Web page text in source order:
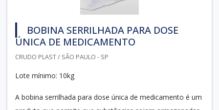
BOBINA SERRILHADA PARA DOSE
ÚNICA DE MEDICAMENTO
CRUDO PLAST / SÃO PAULO - SP
Lote mínimo: 10kg
A bobina serrilhada para dose única de medicamento é um